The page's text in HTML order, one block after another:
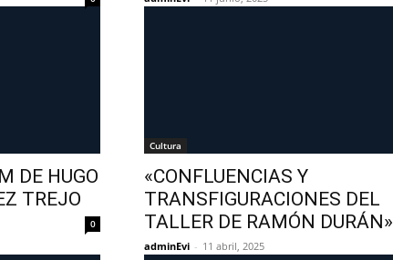
DE HUGO
TREJO
0
Cultura
«CONFLUENCIAS Y
TRANSFIGURACIONES DEL
TALLER DE RAMÓN DURÁN»
adminEvi - 11 abril, 2025